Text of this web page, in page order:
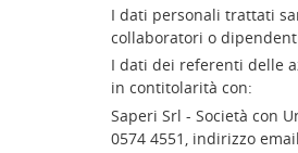
I dati personali trattati
collaboratori o
I dati dei referenti delle
in contitolarità con:
Saperi Srl - Società con
0574 4551, indirizzo